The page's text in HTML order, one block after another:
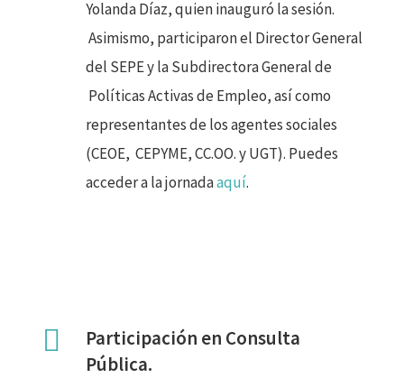
Yolanda Díaz, quien inauguró la sesión.
Asimismo, participaron el Director General
del SEPE y la Subdirectora General de
Políticas Activas de Empleo, así como
representantes de los agentes sociales
(CEOE, CEPYME, CC.OO. y UGT). Puedes
acceder a la jornadaaquí.
Participación en Consulta
Pública.